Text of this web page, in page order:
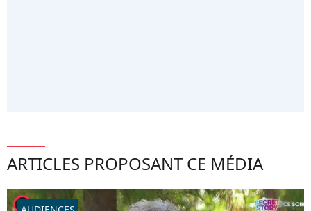
ARTICLES PROPOSANT CE MÉDIA
player2